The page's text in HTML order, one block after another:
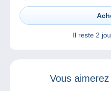
Il reste 2
Vous